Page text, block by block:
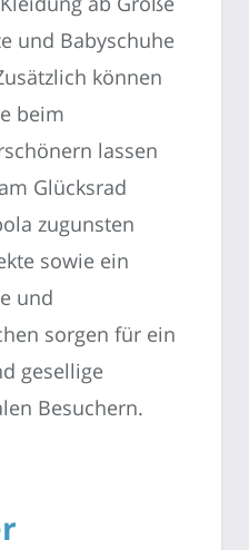
und Babyschuhe
können
beim
lassen
Glücksrad
zugunsten
sowie ein
und
sorgen für ein
gesellige
Besuchern.